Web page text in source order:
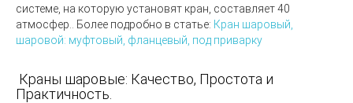
системе, на которую установят кран, составляет 40
атмосфер.
. Более подробно в статье: Кран шаровый,
шаровой: муфтовый, фланцевый, под приварку
Краны шаровые: Качество, Простота и
Практичность.